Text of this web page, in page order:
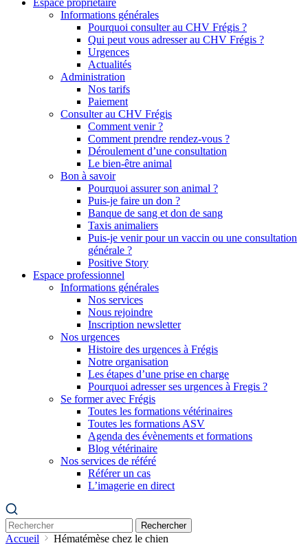
Espace propriétaire
Informations générales
Pourquoi consulter au CHV Frégis ?
Qui peut vous adresser au CHV Frégis ?
Urgences
Actualités
Administration
Nos tarifs
Paiement
Consulter au CHV Frégis
Comment venir ?
Comment prendre rendez-vous ?
Déroulement d’une consultation
Le bien-être animal
Bon à savoir
Pourquoi assurer son animal ?
Puis-je faire un don ?
Banque de sang et don de sang
Taxis animaliers
Puis-je venir pour un vaccin ou une consultation
générale ?
Positive Story
Espace professionnel
Informations générales
Nos services
Nous rejoindre
Inscription newsletter
Nos urgences
Histoire des urgences à Frégis
Notre organisation
Les étapes d’une prise en charge
Pourquoi adresser ses urgences à Fregis ?
Se former avec Frégis
Toutes les formations vétérinaires
Toutes les formations ASV
Agenda des évènements et formations
Blog vétérinaire
Nos services de référé
Référer un cas
L’imagerie en direct
Rechercher
Accueil Hématémèse chez le chien